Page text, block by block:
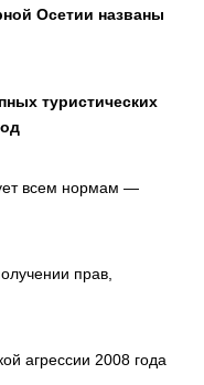
Осетии названы
туристических
всем нормам —
прав,
агрессии 2008 года